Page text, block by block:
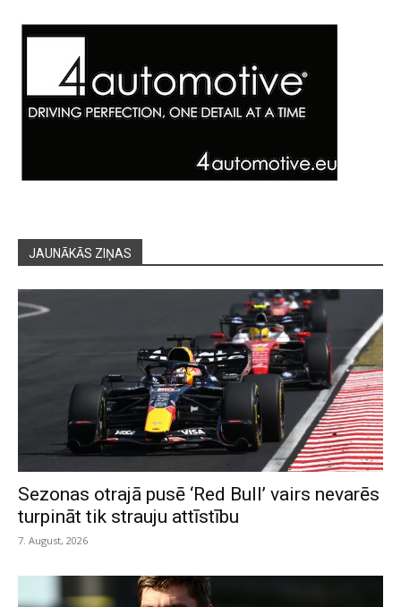
JAUNĀKĀS ZIŅAS
Sezonas otrajā pusē ‘Red Bull’ vairs nevarēs
turpināt tik strauju attīstību
7. August, 2026